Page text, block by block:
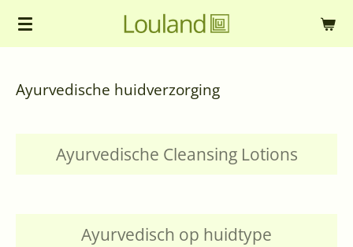
Ga
de
Ayurvedische huidverzorging
Ayurvedische Cleansing Lotions
Ayurvedisch op huidtype